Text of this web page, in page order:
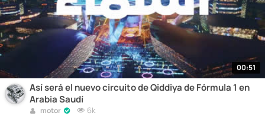
00:51
Así será el nuevo circuito de Qiddiya de Fórmula 1 en
Arabia Saudí
motor 6k